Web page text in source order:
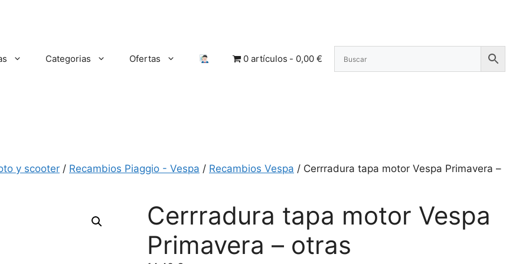
Categorias Ofertas 0 artículos 0,00 €
y scooter / Recambios Piaggio - Vespa / Recambios Vespa / Cerrradura tapa motor Vespa Primavera –
Cerrradura tapa motor Vespa
Primavera – otras